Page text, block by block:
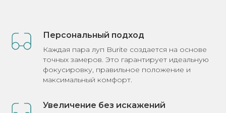
Персональный подход
Каждая пара луп Burite создается на основе
точных замеров. Это гарантирует идеальную
фокусировку, правильное положение и
максимальный комфорт.
Увеличение без искажений